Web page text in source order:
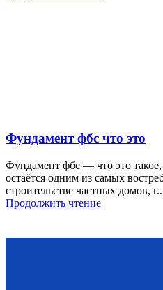
Фундамент фбс что это
Фундамент фбс — что это
остаётся одним из самых
строительстве частных домов,
Продолжить чтение